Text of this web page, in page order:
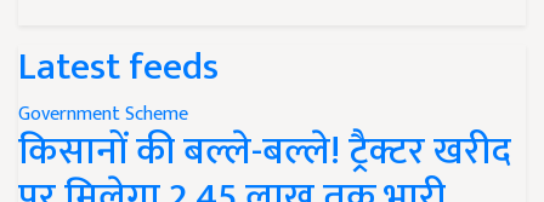
Latest feeds
Government Scheme
किसानों की बल्ले-बल्ले! ट्रैक्टर खरीद